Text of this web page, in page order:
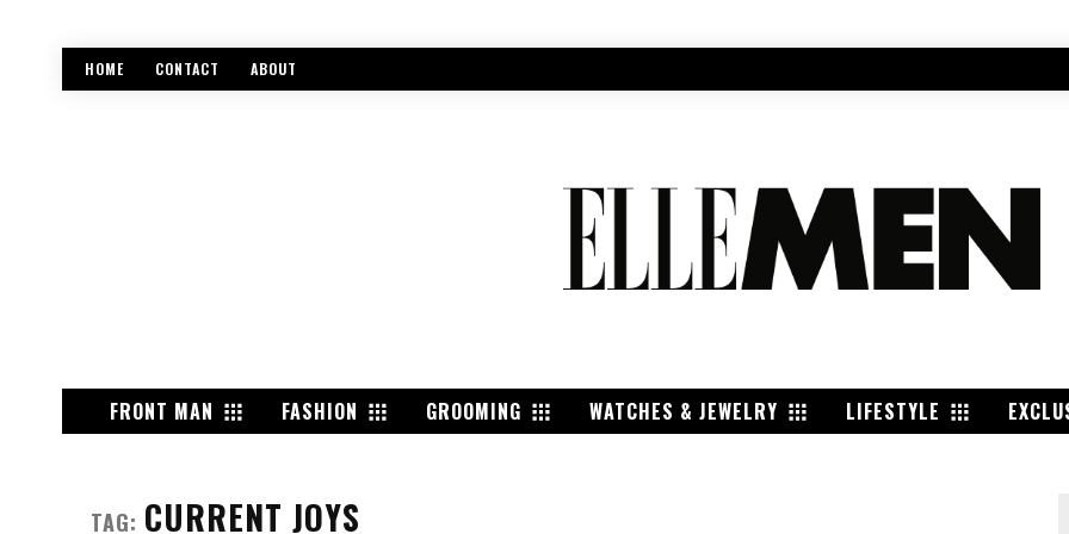
HOME CONTACT ABOUT
FRONT MAN FASHION GROOMING WATCHES & JEWELRY LIFESTYLE
TAG: CURRENT JOYS